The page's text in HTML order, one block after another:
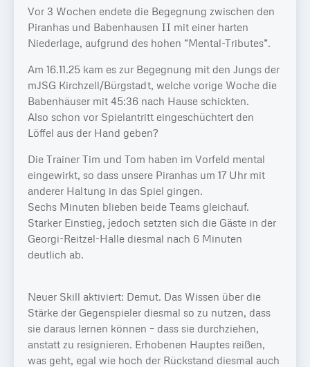
Vor 3 Wochen endete die Begegnung zwischen den
Piranhas und Babenhausen II mit einer harten
Niederlage, aufgrund des hohen “Mental-Tributes”.
Am 16.11.25 kam es zur Begegnung mit den Jungs der
mJSG Kirchzell/Bürgstadt, welche vorige Woche die
Babenhäuser mit 45:36 nach Hause schickten.
Also schon vor Spielantritt eingeschüchtert den
Löffel aus der Hand geben?
Die Trainer Tim und Tom haben im Vorfeld mental
eingewirkt, so dass unsere Piranhas um 17 Uhr mit
anderer Haltung in das Spiel gingen.
Sechs Minuten blieben beide Teams gleichauf.
Starker Einstieg, jedoch setzten sich die Gäste in der
Georgi-Reitzel-Halle diesmal nach 6 Minuten
deutlich ab.
Neuer Skill aktiviert: Demut. Das Wissen über die
Stärke der Gegenspieler diesmal so zu nutzen, dass
sie daraus lernen können – dass sie durchziehen,
anstatt zu resignieren. Erhobenen Hauptes reißen,
was geht, egal wie hoch der Rückstand diesmal auch